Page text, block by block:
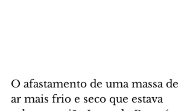
O afastamento de uma massa de
ar mais frio e seco que estava